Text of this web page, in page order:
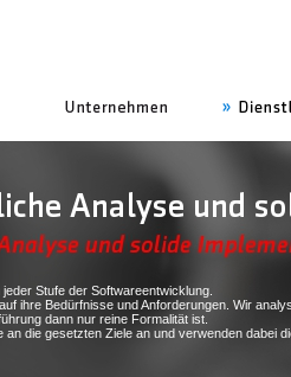
Stufe der Softwareentwicklung.
ihre Bedürfnisse und Anforderungen. Wir
dann nur reine Formalität ist.
die gesetzten Ziele an und verwenden dabei